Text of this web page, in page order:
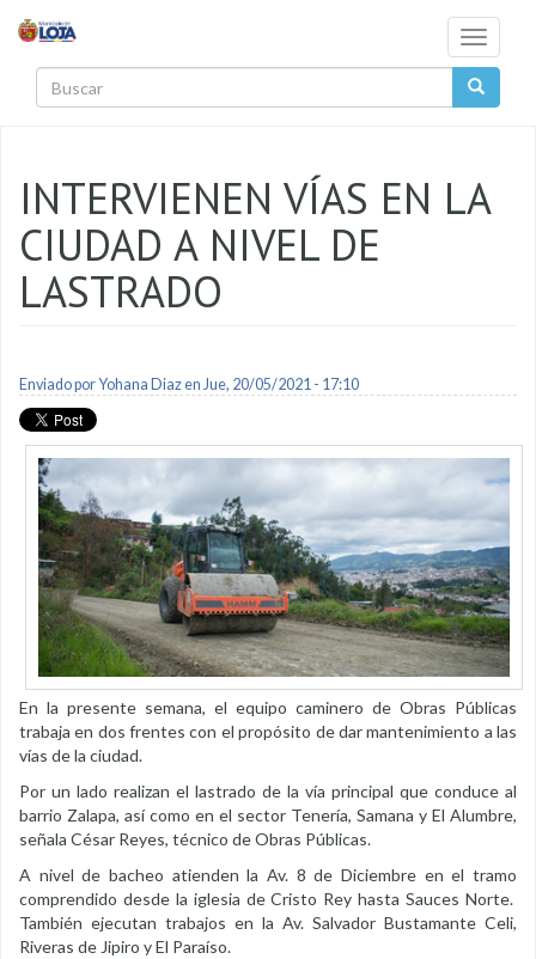
Toggle
INTERVIENEN VÍAS EN LA
CIUDAD A NIVEL DE
LASTRADO
Enviado porYohana Diazen Jue, 20/05/2021 - 17:10
En la presente semana, el equipo caminero de Obras Públicas
trabaja en dos frentes con el propósito de dar mantenimiento a las
vías de la ciudad.
Por un lado realizan el lastrado de la vía principal que conduce al
barrio Zalapa, así como en el sector Tenería, Samana y El Alumbre,
señala César Reyes, técnico de Obras Públicas.
A nivel de bacheo atienden la Av. 8 de Diciembre en el tramo
comprendido desde la iglesia de Cristo Rey hasta Sauces Norte.
También ejecutan trabajos en la Av. Salvador Bustamante Celi,
Riveras de Jipiro y El Paraíso.